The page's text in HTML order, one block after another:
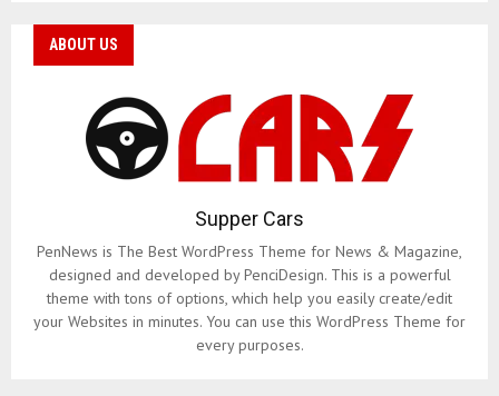
ABOUT US
Supper Cars
PenNews is The Best WordPress Theme for News & Magazine,
designed and developed by PenciDesign. This is a powerful
theme with tons of options, which help you easily create/edit
your Websites in minutes. You can use this WordPress Theme for
every purposes.